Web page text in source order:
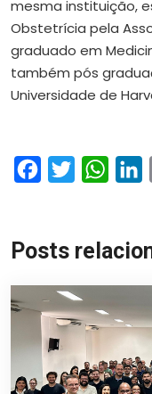
mesma instituição,
Obstetrícia pela
graduado em
também pós
Universidade de
FacebookTwitter
Posts